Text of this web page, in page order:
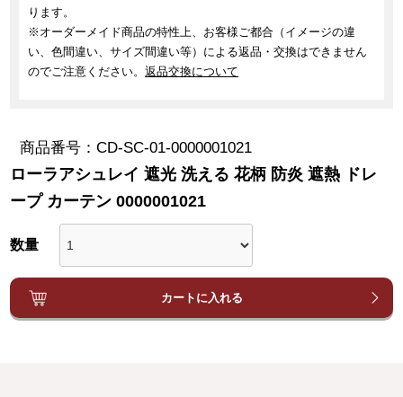
ります。
※オーダーメイド商品の特性上、お客様ご都合（イメージの違
い、色間違い、サイズ間違い等）による返品・交換はできません
のでご注意ください。返品交換について
商品番号 CD-SC-01-0000001021
ローラアシュレイ 遮光 洗える 花柄 防炎 遮熱 ドレ
ープ カーテン 0000001021
カートに入れる